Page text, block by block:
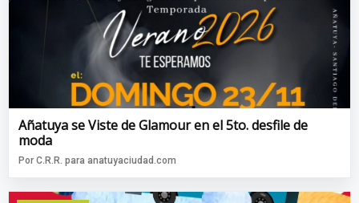
Añatuya se Viste de Glamour en el 5to. desfile de
moda
Por C.R.R. para anatuyaciudad.com